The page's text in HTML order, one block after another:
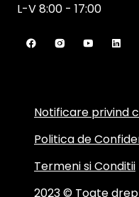
L-V 8:00 - 17:00
2023 © Toate
Notificare privind
Politica de
Termeni si Conditii